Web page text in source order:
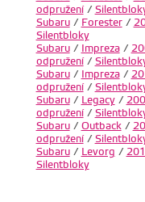
odpružení/
Subaru/ Forester/
Silentbloky
Subaru/ Impreza/
odpružení/
Subaru/ Impreza/
odpružení/
Subaru/ Legacy/
odpružení/
Subaru/ Outback/
odpružení/
Subaru/ Levorg /
Silentbloky